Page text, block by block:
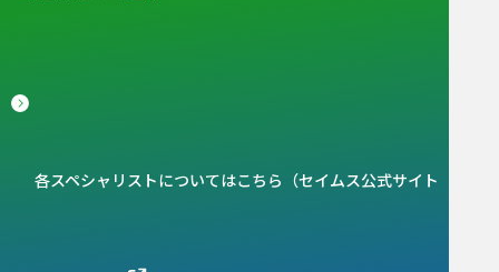
各スペシャリストについてはこちら（セイムス公式サイト